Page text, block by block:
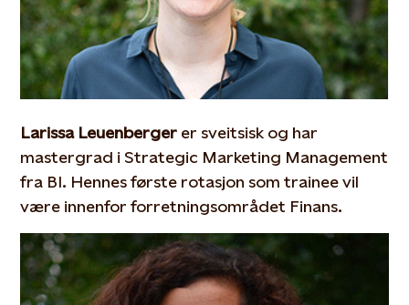
Larissa Leuenberger er sveitsisk og har
mastergrad i Strategic Marketing Management
fra BI. Hennes første rotasjon som trainee vil
være innenfor forretningsområdet Finans.